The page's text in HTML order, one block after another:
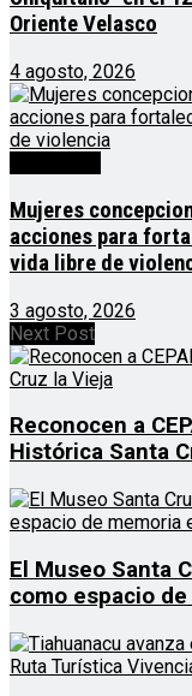
Oriente Velasco
4 agosto, 2026
Mujeres
acciones para
vida libre de
3 agosto, 2026
Next Post
Reconocen a
Histórica Santa
El Museo Santa
como espacio